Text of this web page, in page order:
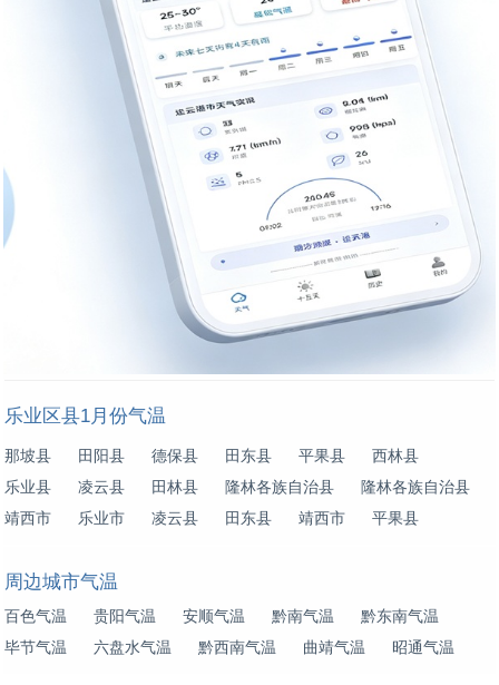
乐业区县1月份气温
那坡县 田阳县 德保县 田东县 平果县
西林县
乐业县
凌云县 田林县 隆林各族自治县
隆林各族自治县
靖西市
乐业市 凌云县 田东县 靖西市 平果县
周边城市气温
百色气温 贵阳气温 安顺气温 黔南气温
黔东南气温
毕节气温
六盘水气温 黔西南气温 曲靖气温 昭通气温